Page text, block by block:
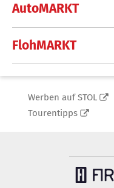
AutoMARKT
FlohMARKT
Werben auf STOL
Tourentipps